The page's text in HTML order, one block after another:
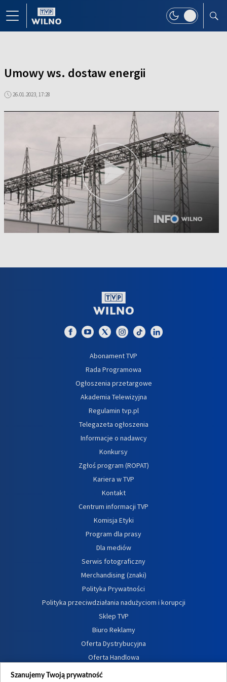
Umowy ws. dostaw energii
26.01.2023, 17:28
Abonament TVP
Rada Programowa
Ogłoszenia przetargowe
Akademia Telewizyjna
Regulamin tvp.pl
Telegazeta ogłoszenia
Informacje o nadawcy
Konkursy
Zgłoś program (ROPAT)
Kariera w TVP
Kontakt
Centrum informacji TVP
Komisja Etyki
Program dla prasy
Dla mediów
Serwis fotograficzny
Merchandising (znaki)
Polityka Prywatności
Polityka przeciwdziałania nadużyciom i korupcji
Sklep TVP
Biuro Reklamy
Oferta Dystrybucyjna
Oferta Handlowa
Dostępność
Szanujemy Twoją prywatność